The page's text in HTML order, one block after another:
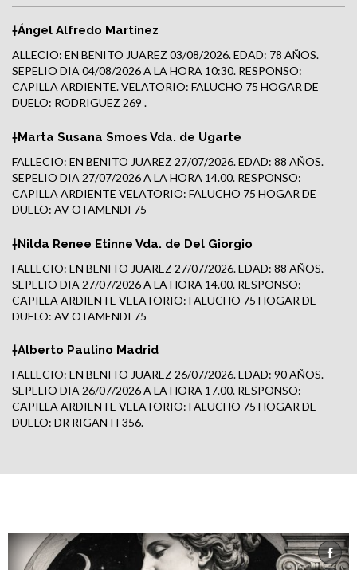
†Ángel Alfredo Martínez
ALLECIO: EN BENITO JUAREZ 03/08/2026. EDAD: 78 AÑOS.
SEPELIO DIA 04/08/2026 A LA HORA 10:30. RESPONSO:
CAPILLA ARDIENTE. VELATORIO: FALUCHO 75 HOGAR DE
DUELO: RODRIGUEZ 269 .
†Marta Susana Smoes Vda. de Ugarte
FALLECIO: EN BENITO JUAREZ 27/07/2026. EDAD: 88 AÑOS.
SEPELIO DIA 27/07/2026 A LA HORA 14.00. RESPONSO:
CAPILLA ARDIENTE VELATORIO: FALUCHO 75 HOGAR DE
DUELO: AV OTAMENDI 75
†Nilda Renee Etinne Vda. de Del Giorgio
FALLECIO: EN BENITO JUAREZ 27/07/2026. EDAD: 88 AÑOS.
SEPELIO DIA 27/07/2026 A LA HORA 14.00. RESPONSO:
CAPILLA ARDIENTE VELATORIO: FALUCHO 75 HOGAR DE
DUELO: AV OTAMENDI 75
†Alberto Paulino Madrid
FALLECIO: EN BENITO JUAREZ 26/07/2026. EDAD: 90 AÑOS.
SEPELIO DIA 26/07/2026 A LA HORA 17.00. RESPONSO:
CAPILLA ARDIENTE VELATORIO: FALUCHO 75 HOGAR DE
DUELO: DR RIGANTI 356.